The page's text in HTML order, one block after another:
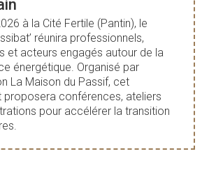
à la Cité Fertile (Pantin), le
réunira professionnels,
et acteurs engagés autour de la
énergétique. Organisé par
La Maison du Passif, cet
proposera conférences, ateliers
pour accélérer la transition